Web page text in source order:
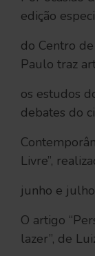
edição
do Centro
Paulo traz
os estudos
debates do
Livre”,
junho e
O artigo
lazer”, de